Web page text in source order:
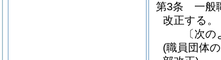
第3条
一般
改正する。
〔次
(職員団体